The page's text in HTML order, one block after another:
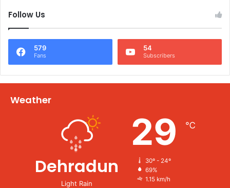
Follow Us
579
Fans
54
Subscribers
Weather
Dehradun
Light Rain
29 ℃
30º - 24º
69%
1.15 km/h